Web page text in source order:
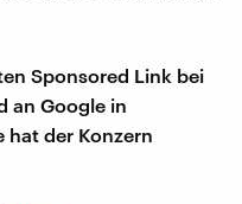
Sponsored Link bei
an Google in
hat der Konzern